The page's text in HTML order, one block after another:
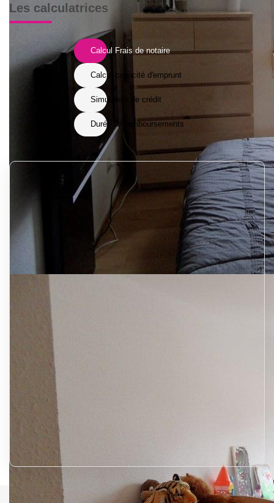
Les calculatrices
Calcul Frais de notaire
Calcul capacité d'emprunt
Simulateur de crédit
Durée de remboursements